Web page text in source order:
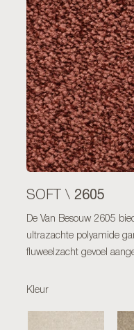
SOFT \ 2605
De Van Besouw 2605
ultrazachte polyamide
fluweelzacht gevoel
Kleur